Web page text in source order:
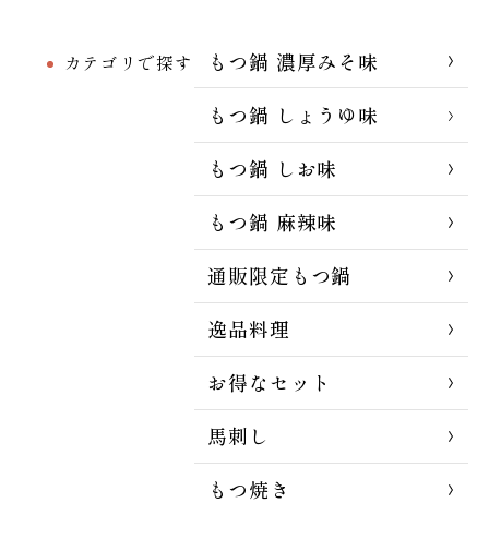
カテゴリで探す
もつ鍋 濃厚みそ味
もつ鍋 しょうゆ味
もつ鍋 しお味
もつ鍋 麻辣味
通販限定もつ鍋
逸品料理
お得なセット
馬刺し
もつ焼き